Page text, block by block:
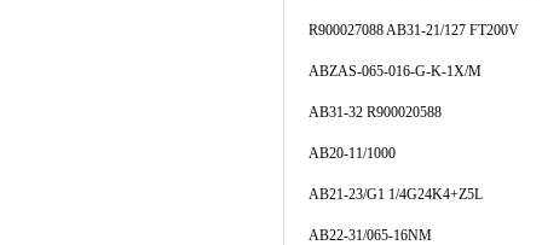
R900027088 AB31-21/127 FT200V
ABZAS-065-016-G-K-1X/M
AB31-32 R900020588
AB20-11/1000
AB21-23/G1 1/4G24K4+Z5L
AB22-31/065-16NM